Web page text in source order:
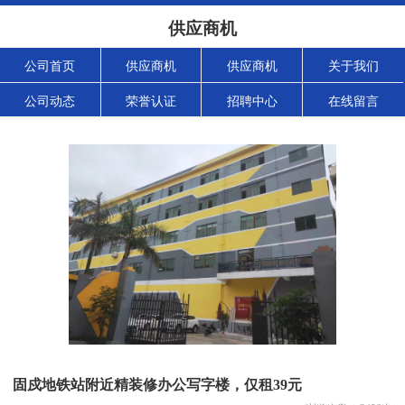
供应商机
公司首页 供应商机 供应商机 关于我们
公司动态 荣誉认证 招聘中心 在线留言
固戍地铁站附近精装修办公写字楼，仅租39元